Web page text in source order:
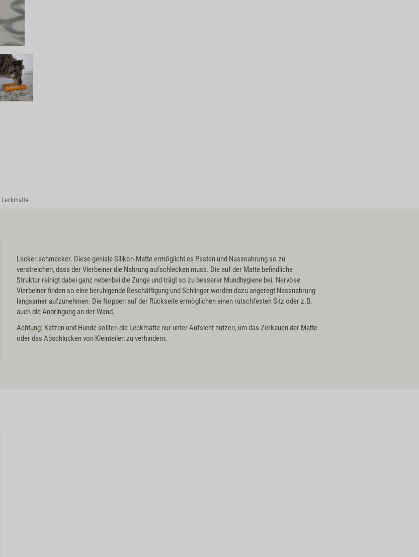
Leckmatte
Lecker schmecker. Diese geniale Silikon-Matte ermöglicht es Pasten und Nassnahrung so zu
verstreichen, dass der Vierbeiner die Nahrung aufschlecken muss. Die auf der Matte befindliche
Struktur reinigt dabei ganz nebenbei die Zunge und trägt so zu besserer Mundhygiene bei. Nervöse
Vierbeiner finden so eine beruhigende Beschäftigung und Schlinger werden dazu angeregt Nassnahrung
langsamer aufzunehmen. Die Noppen auf der Rückseite ermöglichen einen rutschfesten Sitz oder z.B.
auch die Anbringung an der Wand.
Achtung: Katzen und Hunde sollten die Leckmatte nur unter Aufsicht nutzen, um das Zerkauen der Matte
oder das Abschlucken von Kleinteilen zu verhindern.